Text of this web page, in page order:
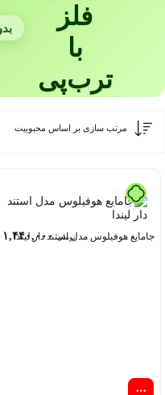
فلز
با
ترب‌پی
جامایع هوفیلوس مدل استند دار لیندا
تومان۱,۴۴۰,۰۰۰